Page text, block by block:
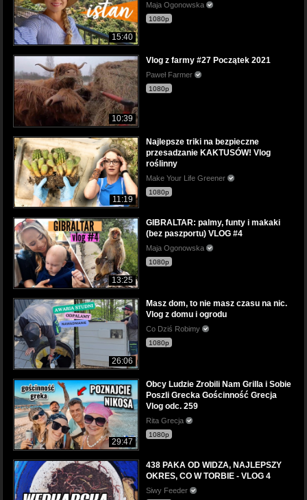
15:40
Maja Ogonowska
1080p
10:39
Vlog z farmy #27 Początek 2021
Paweł Farmer
1080p
11:19
Najlepsze triki na bezpieczne
przesadzanie KAKTUSÓW! Vlog
roślinny
Make Your Life Greener
1080p
13:25
GIBRALTAR: palmy, funty i makaki
(bez paszportu) VLOG #4
Maja Ogonowska
1080p
26:06
Masz dom, to nie masz czasu na nic.
Vlog z domu i ogrodu
Co Dziś Robimy
1080p
29:47
Obcy Ludzie Zrobili Nam Grilla i Sobie
Poszli Grecka Gościnność Grecja
Vlog odc. 259
Rita Grecja
1080p
438 PAKA OD WIDZA, NAJLEPSZY
OKRES, CO W TORBIE - VLOG 4
Siwy Feeder